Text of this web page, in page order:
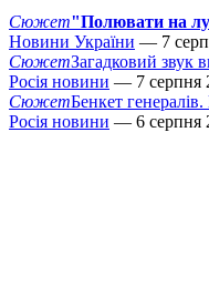
Сюжет"Полювати на
Новини України — 7
СюжетЗагадковий звук
Росія новини — 7 серпня
СюжетБенкет
Росія новини — 6 серпня